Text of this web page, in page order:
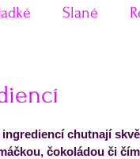
Slané
Příkladové
chutnají
čokoládou či